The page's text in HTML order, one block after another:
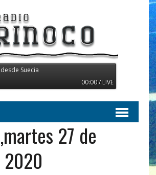
Suecia
00:00 / LIVE
27 de